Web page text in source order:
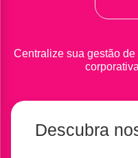
Centralize sua gestão
Descubra